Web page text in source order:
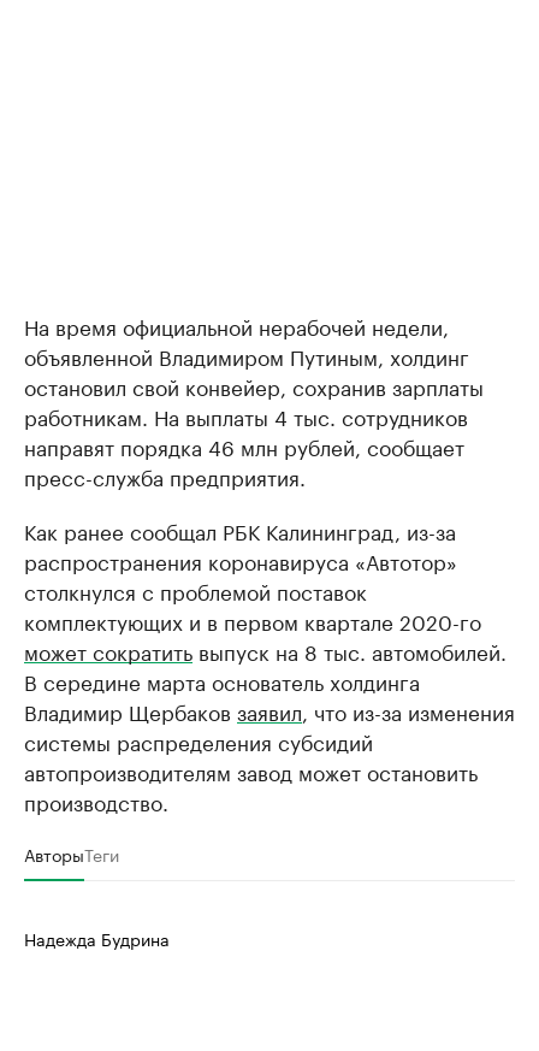
На время официальной нерабочей недели,
объявленной Владимиром Путиным, холдинг
остановил свой конвейер, сохранив зарплаты
работникам. На выплаты 4 тыс. сотрудников
направят порядка 46 млн рублей, сообщает
пресс-служба предприятия.
Как ранее сообщал РБК Калининград, из-за
распространения коронавируса «Автотор»
столкнулся с проблемой поставок
комплектующих и в первом квартале 2020-го
может сократить выпуск на 8 тыс. автомобилей.
В середине марта основатель холдинга
Владимир Щербаков заявил, что из-за изменения
системы распределения субсидий
автопроизводителям завод может остановить
производство.
АвторыТеги
Надежда Будрина